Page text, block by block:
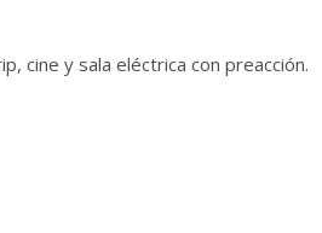
cine y sala eléctrica con preacción.